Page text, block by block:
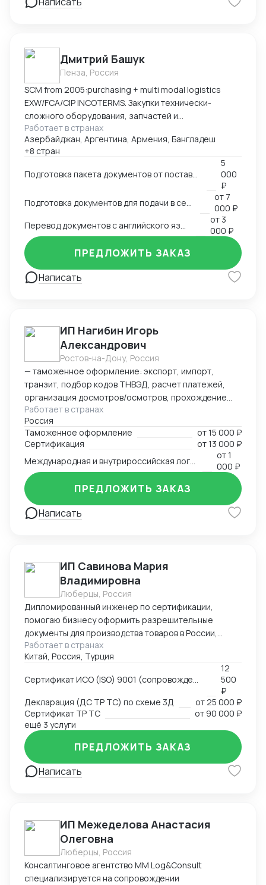
Дмитрий Башук
Пенза, Россия
SCM from 2005:purchasing + multi modal logistics
EXW/FCA/CIP INCOTERMS. Закупки технически-
сложного оборудования, запчастей и
комплектующих к нему.
Работает в странах
Азербайджан, Аргентина, Армения, Бангладеш
+8 стран
Подготовка пакета документов от поставщика на EXW, FCA, CIP
5
000
₽
от 7
000 ₽
от 3
000 ₽
Написать
ПРЕДЛОЖИТЬ ЗАКАЗ
ИП Нагибин Игорь
Александрович
Ростов-на-Дону, Россия
— таможенное оформление: экспорт, импорт,
транзит, подбор кодов ТНВЭД, расчет платежей,
организация досмотров/осмотров, прохождение
доп. проверок, возврат обеспечения; — логистика:
авто, авиа, морской транспорт, ж/д; — консалтинг
и сопровождение по таможенным процедурам,
валютному контролю и бухгалтерии;
— бухгалтерский аутсорсинг; — получение
разрешительной документации: сертификаты,
разрешения.
Работает в странах
Россия
Таможенное оформление
от15 000 ₽
Сертификация
от13 000 ₽
от1
000 ₽
Написать
ПРЕДЛОЖИТЬ ЗАКАЗ
ИП Савинова Мария
Владимировна
Люберцы, Россия
Дипломированный инженер по сертификации,
помогаю бизнесу оформить разрешительные
документы для производства товаров в России,
импорта и реализации на территории РФ, через
магазины и маркетплейсы.
Работает в странах
Китай, Россия, Турция
Сертификат ИСО (ISO) 9001 (сопровождение, подготовка документов)
12
500
₽
Декларация (ДС ТР ТС) по схеме 3Д
от25 000 ₽
Сертификат ТР ТС
от 90 000 ₽
ещё 3 услуги
Написать
ПРЕДЛОЖИТЬ ЗАКАЗ
ИП Межеделова Анастасия
Олеговна
Люберцы, Россия
Консалтинговое агентство MM Log&Consult
специализируется на сопровождении